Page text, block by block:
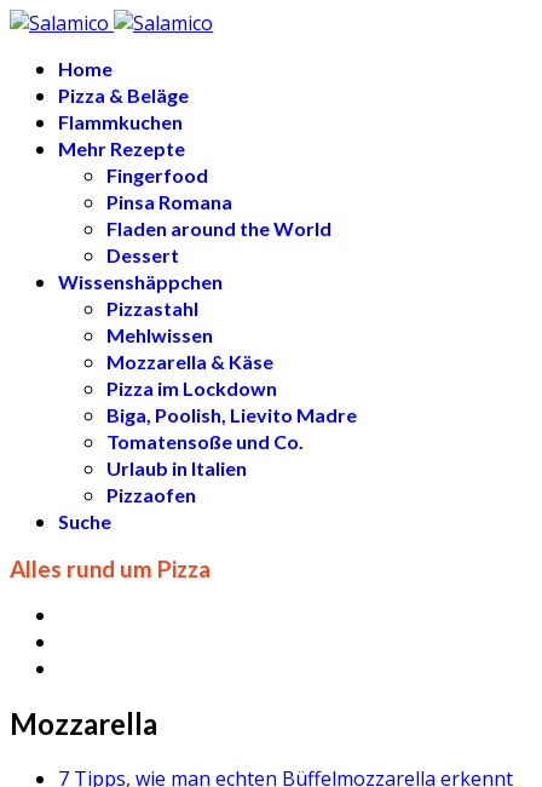
Home
Pizza & Beläge
Flammkuchen
Mehr Rezepte
Fingerfood
Pinsa Romana
Fladen around the World
Dessert
Wissenshäppchen
Pizzastahl
Mehlwissen
Mozzarella & Käse
Pizza im Lockdown
Biga, Poolish, Lievito Madre
Tomatensoße und Co.
Urlaub in Italien
Pizzaofen
Suche
Alles rund um Pizza
Mozzarella
7 Tipps, wie man echten Büffelmozzarella erkennt